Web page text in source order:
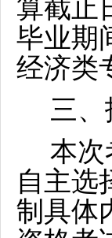
算截止
毕业期
经济类
三、
本次
自主选
制具体